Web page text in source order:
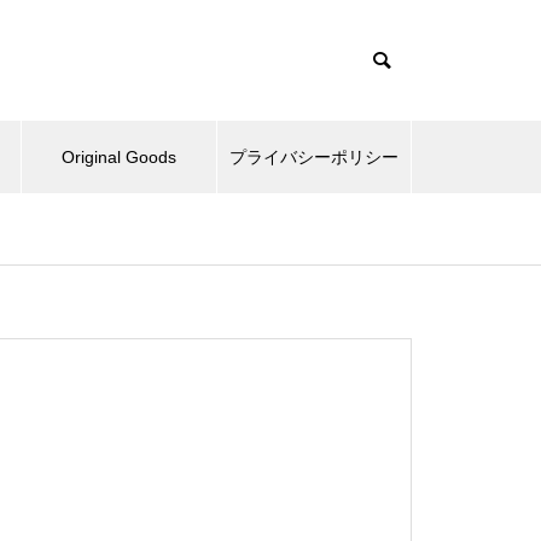
Original Goods プライバシーポリシー
たぬきとか、野球再開してみた